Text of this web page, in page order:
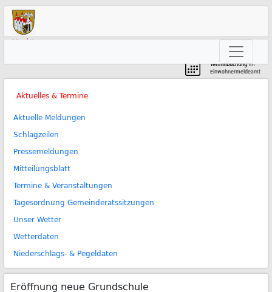
Markt
Terminbuchungim
Einwohnermeldeamt
Aktuelles & Termine
Aktuelle Meldungen
Schlagzeilen
Pressemeldungen
Mitteilungsblatt
Termine & Veranstaltungen
Tagesordnung Gemeinderatssitzungen
Unser Wetter
Wetterdaten
Niederschlags- & Pegeldaten
Eröffnung neue Grundschule